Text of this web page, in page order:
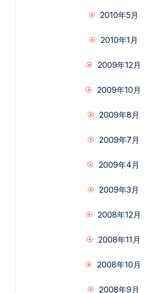
2010年5月
2010年1月
2009年12月
2009年10月
2009年8月
2009年7月
2009年4月
2009年3月
2008年12月
2008年11月
2008年10月
2008年9月